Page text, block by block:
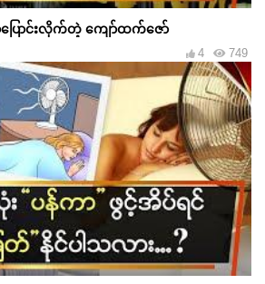
ြောင်းလိုက်တဲ့ ကျော်ထက်ဇော်
749
4